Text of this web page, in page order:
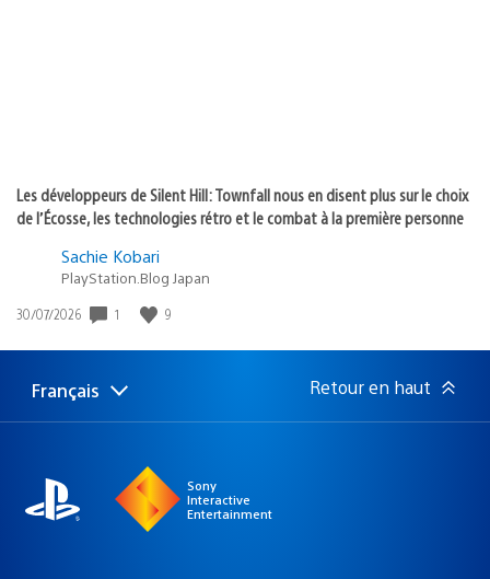
Les développeurs de Silent Hill: Townfall nous en disent plus sur le choix
de l’Écosse, les technologies rétro et le combat à la première personne
Sachie Kobari
PlayStation.Blog Japan
Date
publication
30/07/2026 1 9
Choisir
une
Région
actuelle
Français Retour en haut
Sony
Interactive
Entertainment